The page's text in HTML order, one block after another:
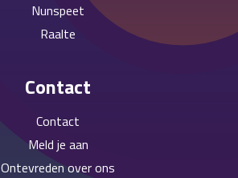
Nunspeet
Raalte
Contact
Contact
Meld je aan
Ontevreden over ons